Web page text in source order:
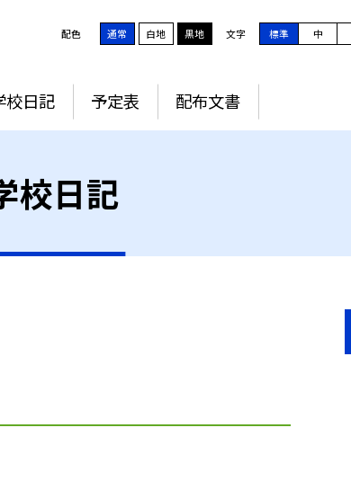
配色 通常 白地 黒地 文字 標準 中
校日記 予定表 配布文書
校日記